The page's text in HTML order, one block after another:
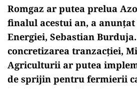
Romgaz ar putea prelua
finalul acestui an, a
Energiei, Sebastian
concretizarea tranzacţiei,
Agriculturii ar putea
de sprijin pentru fermierii